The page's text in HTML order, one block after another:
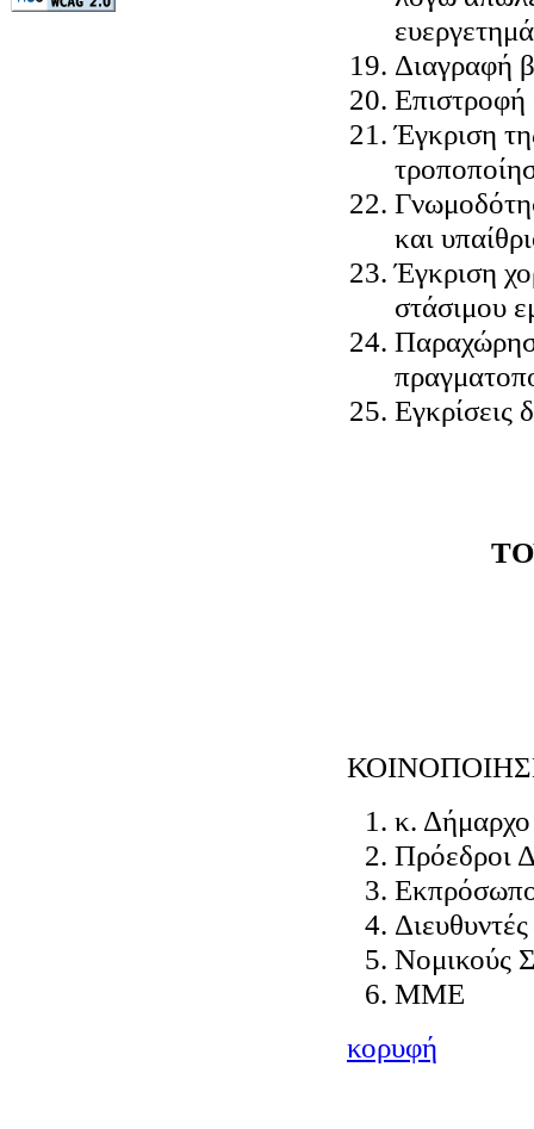
Διαγραφή
Έγκριση
και
Έγκριση
στάσιμου
Εγκρίσεις
κ.
Πρόεδροι
Νομικούς
ΜΜΕ
κορυφή